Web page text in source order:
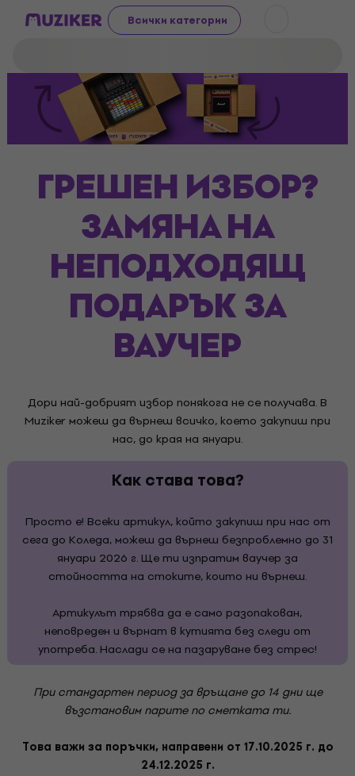
Всички категории
ГРЕШЕН ИЗБОР?
ЗАМЯНА НА
НЕПОДХОДЯЩ
ПОДАРЪК ЗА
ВАУЧЕР
Дори най-добрият избор понякога не се получава. В
Muziker можеш да върнеш всичко, което закупиш при
нас, до края на януари.
Как става това?
Просто е! Всеки артикул, който закупиш при нас от
сега до Коледа, можеш да върнеш безпроблемно до 31
януари 2026 г. Ще ти изпратим ваучер за
стойността на стоките, които ни върнеш.
Артикулът трябва да е само разопакован,
неповреден и върнат в кутията без следи от
употреба. Наслади се на пазаруване без стрес!
При стандартен период за връщане до 14 дни ще
възстановим парите по сметката ти.
Това важи за поръчки, направени от 17.10.2025 г. до
24.12.2025 г.